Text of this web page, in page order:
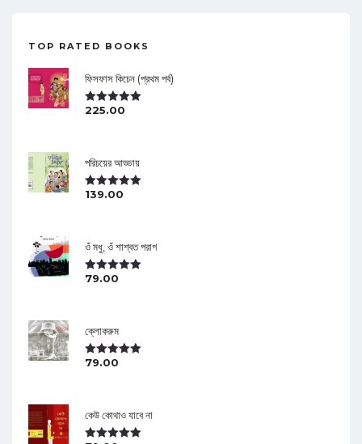
TOP RATED BOOKS
ফিসফাস কিচেন (প্রথম পর্ব)
Rated5.00
225.00
পরিচয়ের আড্ডায়
Rated5.00
139.00
ওঁ মধু, ওঁ শাশ্বত পরাগ
Rated5.00
79.00
ক্লোকরুম
Rated5.00
79.00
কেউ কোথাও যাবে না